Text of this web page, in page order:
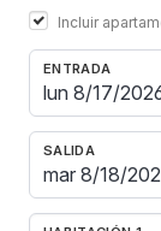
Incluir
ENTRADA
SALIDA